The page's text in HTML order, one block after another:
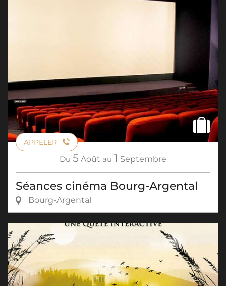
APPELER
Du 5 Août au 1 Septembre
Séances cinéma Bourg-Argental
Bourg-Argental